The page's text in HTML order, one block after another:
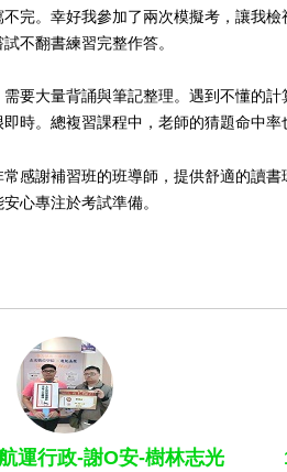
完。幸好我參加了兩次模擬考，讓我
不翻書練習完整作答。
要大量背誦與筆記整理。遇到不懂的
時。總複習課程中，老師的猜題命中率
感謝補習班的班導師，提供舒適的讀
心專注於考試準備。
運行政-謝O安-樹林志光